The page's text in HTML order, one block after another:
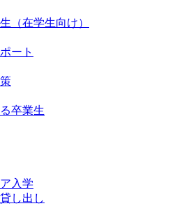
（在学生向け）
ート
卒業生
入学
し出し